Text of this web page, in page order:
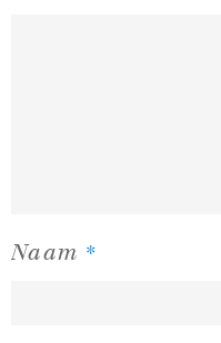
Naam *